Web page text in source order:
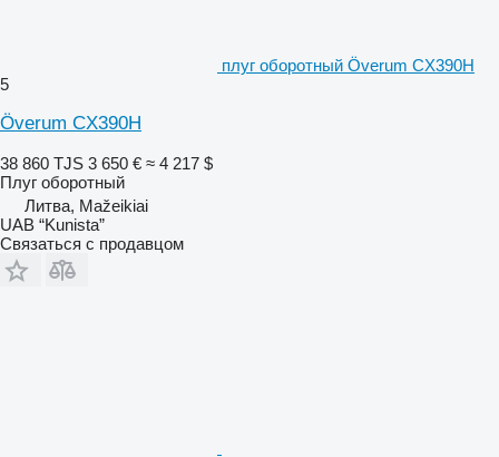
плуг оборотный Överum CX390H
5
Överum CX390H
38 860 TJS 3 650 € ≈ 4 217 $
Плуг оборотный
Литва, Mažeikiai
UAB “Kunista”
Связаться с продавцом